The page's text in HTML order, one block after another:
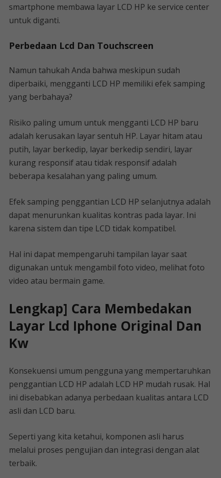
smartphone membawa layar LCD HP ke service center
untuk diganti.
Perbedaan Lcd Dan Touchscreen
Namun tahukah Anda bahwa meskipun sudah
diperbaiki, mengganti LCD HP memiliki efek samping
yang berbahaya?
Risiko paling umum untuk mengganti LCD HP baru
adalah kerusakan layar sentuh HP. Layar hitam atau
putih, layar berkedip, layar berkedip sendiri, layar
kurang responsif atau tidak responsif adalah
beberapa kesalahan yang paling umum.
Efek samping penggantian LCD HP selanjutnya adalah
dapat menurunkan kualitas kontras pada layar. Ini
karena sistem dan tipe LCD tidak kompatibel.
Hal ini dapat mempengaruhi tampilan layar saat
digunakan untuk mengambil foto video, melihat foto
video atau bermain game.
Lengkap] Cara Membedakan
Layar Lcd Iphone Original Dan
Kw
Konsekuensi umum pengguna yang mempertaruhkan
penggantian LCD HP adalah LCD HP mudah rusak. Hal
ini disebabkan adanya perbedaan kualitas antara LCD
asli dan LCD baru.
Seperti yang kita ketahui, komponen asli harus
melalui proses pengujian dan integrasi dengan alat
terbaik.